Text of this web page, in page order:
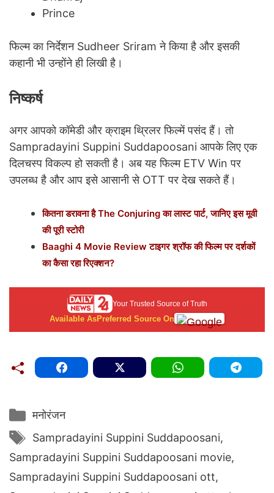
Prince
फिल्म का निर्देशन Sudheer Sriram ने किया है और इसकी
कहानी भी उन्होंने ही लिखी है।
निष्कर्ष
अगर आपको कॉमेडी और क्राइम थ्रिलर फिल्में पसंद हैं। तो
Sampradayini Suppini Suddapoosani आपके लिए एक
दिलचस्प विकल्प हो सकती है। अब यह फिल्म ETV Win पर
उपलब्ध है और आप इसे आसानी से OTT पर देख सकते हैं।
कितना डरावना है The Conjuring का लास्ट पार्ट, जानिए इस मूवी
की पूरी स्टोरी
Baaghi 4 Movie Review टाइगर श्रॉफ की फिल्म पर दर्शकों
का कैसा रहा रिएक्शन?
Your Trusted Source of Truth
Available AsPreferred Source On
Categories
मनोरंजन
Tags
Sampradayini Suppini Suddapoosani,
Sampradayini Suppini Suddapoosani movie,
Sampradayini Suppini Suddapoosani ott,